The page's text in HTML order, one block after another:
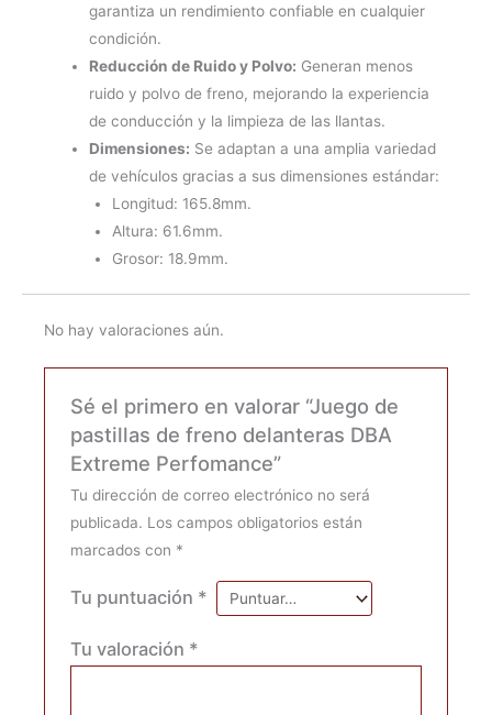
garantiza un rendimiento confiable en cualquier
condición.
Reducción de Ruido y Polvo: Generan menos
ruido y polvo de freno, mejorando la experiencia
de conducción y la limpieza de las llantas.
Dimensiones: Se adaptan a una amplia variedad
de vehículos gracias a sus dimensiones estándar:
Longitud: 165.8mm.
Altura: 61.6mm.
Grosor: 18.9mm.
No hay valoraciones aún.
Sé el primero en valorar “Juego de
pastillas de freno delanteras DBA
Extreme Perfomance”
Tu dirección de correo electrónico no será
publicada. Los campos obligatorios están
marcados con *
Tu puntuación *
Tu valoración *